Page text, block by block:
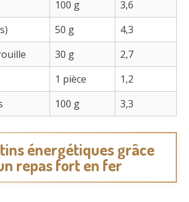
100 g
3,6
50 g
4,3
30 g
2,7
1 pièce
1,2
100 g 3,3
énergétiques grâce
repas fort en fer